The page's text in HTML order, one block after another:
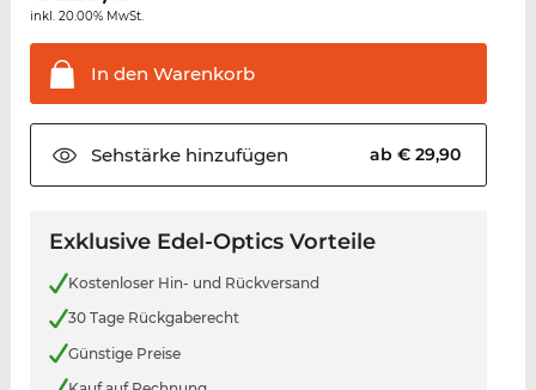
inkl. 20.00% MwSt.
In den Warenkorb
Sehstärkehinzufügen ab € 29,90
Exklusive Edel-Optics Vorteile
Kostenloser Hin- und Rückversand
30 Tage Rückgaberecht
Günstige Preise